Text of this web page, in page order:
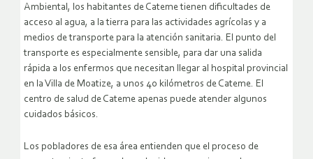
Ambiental, los habitantes de Cateme tienen dificultades de
acceso al agua, a la tierra para las actividades agrícolas y a
medios de transporte para la atención sanitaria. El punto del
transporte es especialmente sensible, para dar una salida
rápida a los enfermos que necesitan llegar al hospital provincial
en la Villa de Moatize, a unos 40 kilómetros de Cateme. El
centro de salud de Cateme apenas puede atender algunos
cuidados básicos.
Los pobladores de esa área entienden que el proceso de